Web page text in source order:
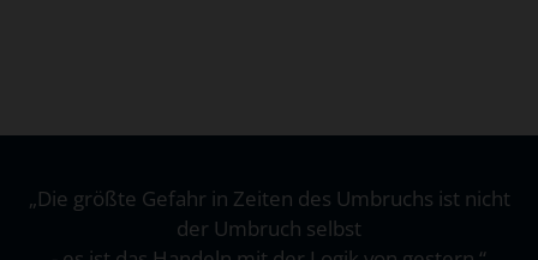
„Die größte Gefahr in Zeiten des Umbruchs ist nicht
der Umbruch selbst